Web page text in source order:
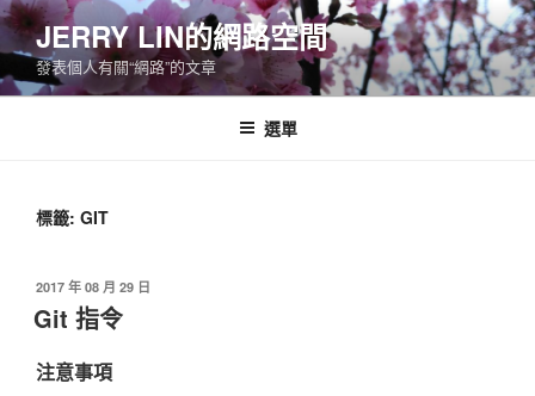
跳
至
主
要
JERRY LIN的網路空間
發表個人有關“網路”的文章
選單
標籤: GIT
發
佈
於
2017 年 08 月 29 日
Git 指令
注意事項